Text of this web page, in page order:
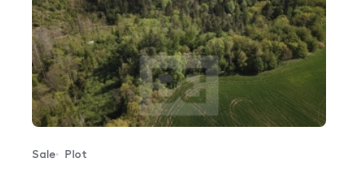
Offer type
Sale
Property type
Plot